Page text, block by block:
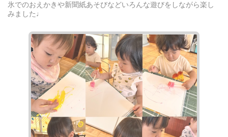
氷でのおえかきや新聞紙あそびなどいろんな遊びをしながら楽し
みました♩